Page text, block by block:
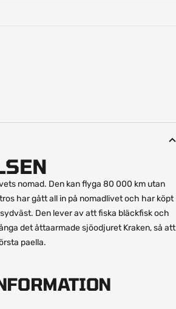
nomad. Den kan flyga 80 000 km utan
har gått all in på nomadlivet och har köpt
Den lever av att fiska bläckfisk och
det åttaarmade sjöodjuret Kraken, så att
paella.